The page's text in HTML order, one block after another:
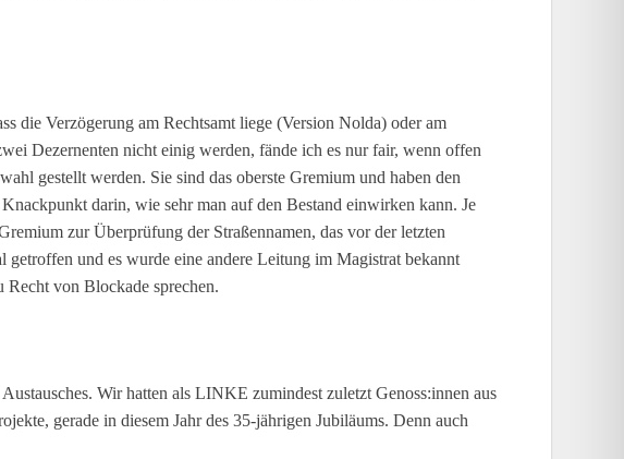
die Verzögerung am Rechtsamt liege (Version Nolda) oder am
Dezernenten nicht einig werden, fände ich es nur fair, wenn offen
gestellt werden. Sie sind das oberste Gremium und haben den
darin, wie sehr man auf den Bestand einwirken kann. Je
zur Überprüfung der Straßennamen, das vor der letzten
und es wurde eine andere Leitung im Magistrat bekannt
Recht von Blockade sprechen.
Wir hatten als LINKE zumindest zuletzt Genoss:innen aus
gerade in diesem Jahr des 35-jährigen Jubiläums. Denn auch